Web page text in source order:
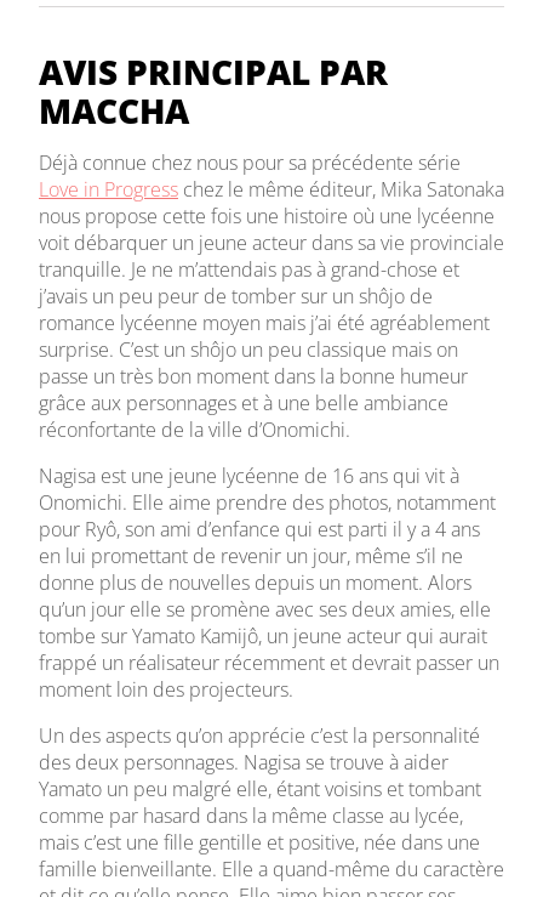
AVIS PRINCIPAL PAR
MACCHA
Déjà connue chez nous pour sa précédente série
Love in Progress chez le même éditeur, Mika Satonaka
nous propose cette fois une histoire où une lycéenne
voit débarquer un jeune acteur dans sa vie provinciale
tranquille. Je ne m’attendais pas à grand-chose et
j’avais un peu peur de tomber sur un shôjo de
romance lycéenne moyen mais j’ai été agréablement
surprise. C’est un shôjo un peu classique mais on
passe un très bon moment dans la bonne humeur
grâce aux personnages et à une belle ambiance
réconfortante de la ville d’Onomichi.
Nagisa est une jeune lycéenne de 16 ans qui vit à
Onomichi. Elle aime prendre des photos, notamment
pour Ryô, son ami d’enfance qui est parti il y a 4 ans
en lui promettant de revenir un jour, même s’il ne
donne plus de nouvelles depuis un moment. Alors
qu’un jour elle se promène avec ses deux amies, elle
tombe sur Yamato Kamijô, un jeune acteur qui aurait
frappé un réalisateur récemment et devrait passer un
moment loin des projecteurs.
Un des aspects qu’on apprécie c’est la personnalité
des deux personnages. Nagisa se trouve à aider
Yamato un peu malgré elle, étant voisins et tombant
comme par hasard dans la même classe au lycée,
mais c’est une fille gentille et positive, née dans une
famille bienveillante. Elle a quand-même du caractère